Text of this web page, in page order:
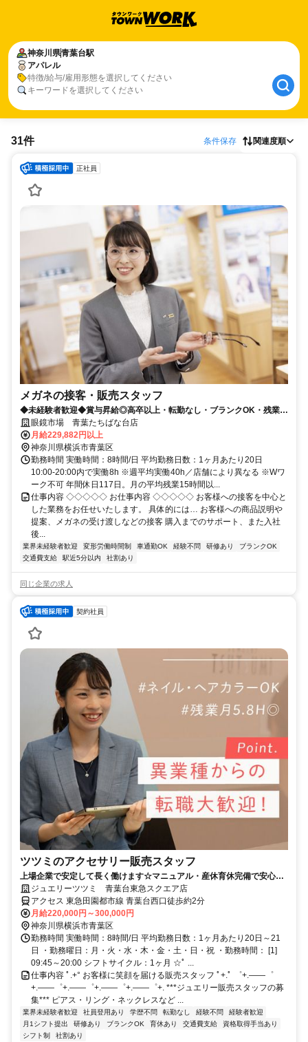
神奈川県青葉台駅
アパレル
特徴/給与/雇用形態を選択してください
キーワードを選択してください
31件 条件保存 関連度順
正社員
メガネの接客・販売スタッフ
◆未経験者歓迎◆賞与昇給◎高卒以上・転勤なし・ブランクOK・残業少
なめ・業界No1！
眼鏡市場 青葉たちばな台店
月給229,882円以上
神奈川県横浜市青葉区
勤務時間 実働時間：8時間/日 平均勤務日数：1ヶ月あたり20日
10:00-20:00内で実働8h ※週平均実働40h／店舗により異なる ※Wワ
ーク不可 年間休日117日。月の平均残業15時間以...
仕事内容 ◇◇◇◇◇ お仕事内容 ◇◇◇◇◇ お客様への接客を中心と
した業務をお任せいたします。 具体的には… お客様への商品説明や
提案、メガネの受け渡しなどの接客 購入までのサポート、また入社
後...
業界未経験者歓迎 変形労働時間制 車通勤OK 経験不問 研修あり
ブランクOK
交通費支給
駅近5分以内 社割あり
同じ企業の求人
契約社員
ツツミのアクセサリー販売スタッフ
上場企業で安定して長く働けます☆マニュアル・産休育休完備で安心☆
年休119日☆残業月5h◎
ジュエリーツツミ 青葉台東急スクエア店
アクセス 東急田園都市線 青葉台西口徒歩約2分
月給220,000円～300,000円
神奈川県横浜市青葉区
勤務時間 実働時間：8時間/日 平均勤務日数：1ヶ月あたり20日～21
日 ・勤務曜日：月・火・水・木・金・土・日・祝 ・勤務時間： [1]
09:45～20:00 シフトサイクル：1ヶ月 ☆ﾟ ...
仕事内容 ﾟ.+° お客様に笑顔を届ける販売スタッフ ﾟ+.ﾟ ゜+.――゜
+.――゜+.――゜+.――゜+.――゜+. ***ジュエリー販売スタッフの募
集*** ピアス・リング・ネックレスなど ...
業界未経験者歓迎 社員登用あり 学歴不問 転勤なし 経験不問
経験者歓迎
月1シフト提出
研修あり ブランクOK 育休あり 交通費支給
資格取得手当あり
シフト制
社割あり